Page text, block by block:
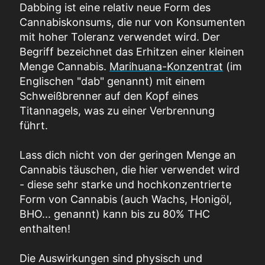
Dabbing ist eine relativ neue Form des
Cannabiskonsums, die nur von Konsumenten
mit hoher Toleranz verwendet wird. Der
Begriff bezeichnet das Erhitzen einer kleinen
Menge Cannabis. Marihuana-Konzentrat (im
Englischen "dab" genannt) mit einem
Schweißbrenner auf den Kopf eines
Titannagels, was zu einer Verbrennung
führt.
Lass dich nicht von der geringen Menge an
Cannabis täuschen, die hier verwendet wird
- diese sehr starke und hochkonzentrierte
Form von Cannabis (auch Wachs, Honigöl,
BHO... genannt) kann bis zu 80% THC
enthalten!
Die Auswirkungen sind physisch und